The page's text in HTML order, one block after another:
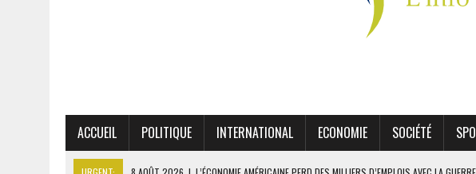
ACCUEIL POLITIQUE INTERNATIONAL ECONOMIE SOCIÉTÉ